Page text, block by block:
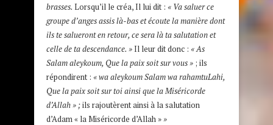
brasses. Lorsqu’il le créa, Il lui dit : « Va saluer ce
groupe d’anges assis là-bas et écoute la manière dont
ils te salueront en retour, ce sera là ta salutation et
celle de ta descendance. »Il leur dit donc : « As
Salam aleykoum, Que la paix soit sur vous » ; ils
répondirent : « wa aleykoum Salam wa rahamtuLahi,
Que la paix soit sur toi ainsi que la Miséricorde
d’Allah » ;ils rajoutèrent ainsi à la salutation
d’Adam « la Miséricorde d’Allah »»